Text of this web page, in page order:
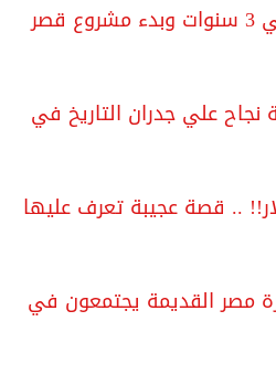
تفاصيل ترميم البارون في 3 سنوات وبدء مشروع قصر
نجاح علي جدران التاريخ في
دولار!! .. قصة عجيبة تعرف عليها
مصر القديمة يجتمعون في